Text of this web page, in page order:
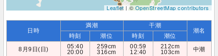
Leaflet | ©OpenStreetMap contributors
日時
満潮 干潮
潮名
時刻 潮位 時刻
潮位
8月9日(日)
05:40
20:00
259cm
316cm
00:59
12:40
212cm
103cm
中潮